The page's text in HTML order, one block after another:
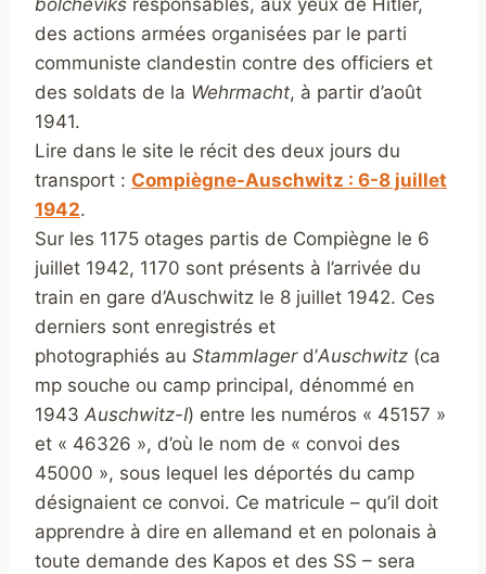
bolcheviks responsables, aux yeux de Hitler,
des actions armées organisées par le parti
communiste clandestin contre des officiers et
des soldats de la Wehrmacht, à partir d’août
1941.
Lire dans le site le récit des deux jours du
transport : Compiègne-Auschwitz : 6-8 juillet
1942.
Sur les 1175 otages partis de Compiègne le 6
juillet 1942, 1170 sont présents à l’arrivée du
train en gare d’Auschwitz le 8 juillet 1942. Ces
derniers sont enregistrés et
photographiés au Stammlagerd’Auschwitz (ca
mp souche ou camp principal, dénommé en
1943 Auschwitz-I) entre les numéros « 45157 »
et « 46326 », d’où le nom de « convoi des
45000 », sous lequel les déportés du camp
désignaient ce convoi. Ce matricule – qu’il doit
apprendre à dire en allemand et en polonais à
toute demande des Kapos et des SS – sera